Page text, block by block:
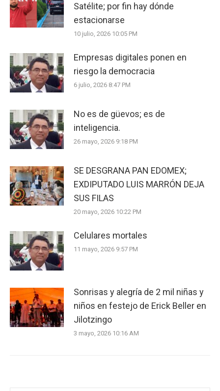
Satélite; por fin hay dónde
estacionarse
10 julio, 2026 10:05 PM
Empresas digitales ponen en
riesgo la democracia
6 julio, 2026 8:47 PM
No es de güevos; es de
inteligencia.
26 mayo, 2026 9:18 PM
SE DESGRANA PAN EDOMEX;
EXDIPUTADO LUIS MARRÓN DEJA
SUS FILAS
20 mayo, 2026 10:22 PM
Celulares mortales
11 mayo, 2026 9:57 PM
Sonrisas y alegría de 2 mil niñas y
niños en festejo de Erick Beller en
Jilotzingo
3 mayo, 2026 10:16 AM